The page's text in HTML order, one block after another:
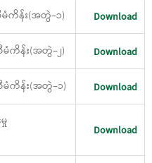
ကိန်း(အတွဲ−၁) Download
ကိန်း(အတွဲ−၂) Download
ကိန်း(အတွဲ−၁) Download
Download